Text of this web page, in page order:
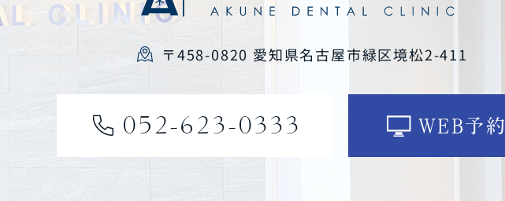
〒458-0820 愛知県名古屋市緑区境松2-411
052-623-0333 WEB予約